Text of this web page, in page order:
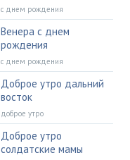
с днем рождения
Венера с днем
рождения
с днем рождения
Доброе утро дальний
восток
доброе утро
Доброе утро
солдатские мамы